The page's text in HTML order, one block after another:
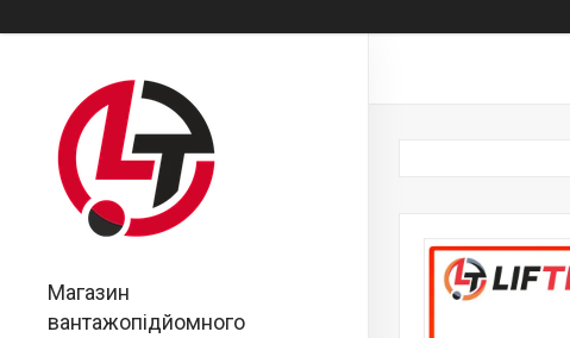
Магазин
вантажопідйомного